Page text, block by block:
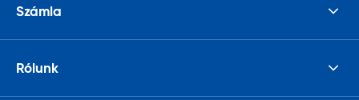
Számla
Rólunk